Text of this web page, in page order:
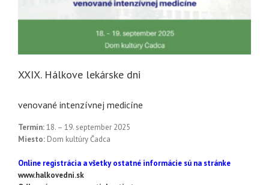
XXIX. Hálkove lekárske dni
venované intenzívnej medicíne
Termín:18. – 19. september 2025
Miesto: Dom kultúry Čadca
Online registrácia a všetky ostatné informácie sú na stránke
www.halkovedni.sk